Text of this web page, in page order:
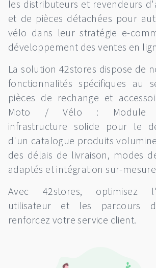
les distributeurs et revendeurs
et de pièces détachées pour
vélo dans leur stratégie e-
développement des ventes en
La solution 42stores dispose de
fonctionnalités spécifiques au
pièces de rechange et
Moto / Vélo : Module
infrastructure solide pour le
d'un catalogue produits
des délais de livraison, modes
adaptés et intégration sur-
Avec 42stores, optimisez
utilisateur et les parcours
renforcez votre service client.